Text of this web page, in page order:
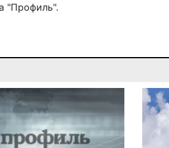
"Профиль".